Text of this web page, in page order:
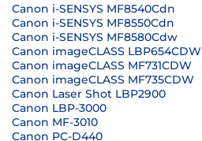
Canon i-SENSYS MF8540Cdn
Canon i-SENSYS MF8550Cdn
Canon i-SENSYS MF8580Cdw
Canon imageCLASS LBP654CDW
Canon imageCLASS MF731CDW
Canon imageCLASS MF735CDW
Canon Laser Shot LBP2900
Canon LBP-3000
Canon MF-3010
Canon PC-D440